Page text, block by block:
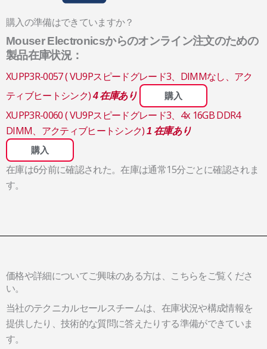
購入の準備はできていますか？
Mouser Electronicsからのオンライン注文のための
製品在庫状況：
XUPP3R-0057 ( VU9Pスピードグレード3、DIMMなし、アク
ティブヒートシンク)4 在庫あり 購入
XUPP3R-0060 ( VU9Pスピードグレード3、4x 16GB DDR4
DIMM、アクティブヒートシンク)1 在庫あり
購入
在庫は6分前に確認された。在庫は通常15分ごとに確認されま
す。
価格や詳細についてご興味のある方は、こちらをご覧くださ
い。
当社のテクニカルセールスチームは、在庫状況や構成情報を
提供したり、技術的な質問に答えたりする準備ができていま
す。